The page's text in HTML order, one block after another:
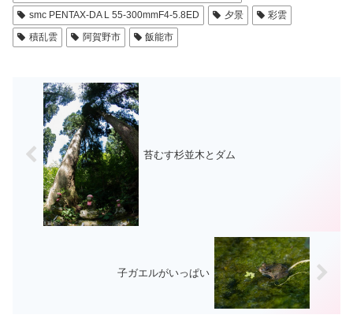
smc PENTAX-DA L 55-300mmF4-5.8ED
夕景
彩雲
積乱雲
阿賀野市 飯能市
苔むす杉並木とダム
子ガエルがいっぱい